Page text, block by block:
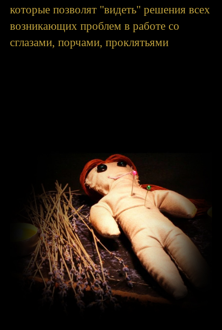
которые позволят "видеть" решения всех
возникающих проблем в работе со
сглазами, порчами, проклятьями